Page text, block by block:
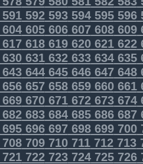
592593594595596
605606607608609
618619620621622
631632633634635
644645646647648
657658659660661
670671672673674
683684685686687
696697698699700
709710711712713
722723724725726